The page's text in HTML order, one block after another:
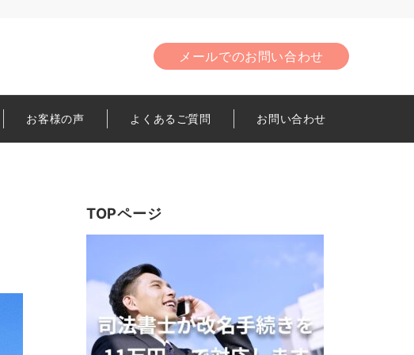
メールでのお問い合わせ
お客様の声 よくあるご質問 お問い合わせ
TOPページ